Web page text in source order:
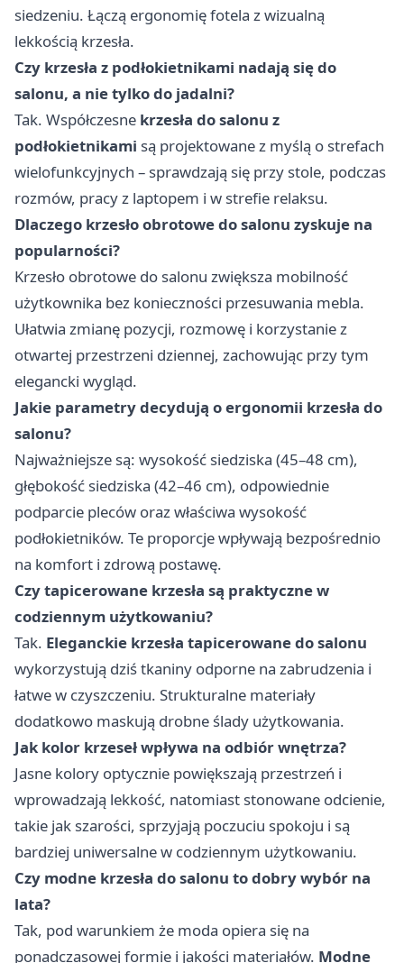
siedzeniu. Łączą ergonomię fotela z wizualną
lekkością krzesła.
Czy krzesła z podłokietnikami nadają się do
salonu, a nie tylko do jadalni?
Tak. Współczesne krzesła do salonu z
podłokietnikami są projektowane z myślą o strefach
wielofunkcyjnych – sprawdzają się przy stole, podczas
rozmów, pracy z laptopem i w strefie relaksu.
Dlaczego krzesło obrotowe do salonu zyskuje na
popularności?
Krzesło obrotowe do salonu zwiększa mobilność
użytkownika bez konieczności przesuwania mebla.
Ułatwia zmianę pozycji, rozmowę i korzystanie z
otwartej przestrzeni dziennej, zachowując przy tym
elegancki wygląd.
Jakie parametry decydują o ergonomii krzesła do
salonu?
Najważniejsze są: wysokość siedziska (45–48 cm),
głębokość siedziska (42–46 cm), odpowiednie
podparcie pleców oraz właściwa wysokość
podłokietników. Te proporcje wpływają bezpośrednio
na komfort i zdrową postawę.
Czy tapicerowane krzesła są praktyczne w
codziennym użytkowaniu?
Tak. Eleganckie krzesła tapicerowane do salonu
wykorzystują dziś tkaniny odporne na zabrudzenia i
łatwe w czyszczeniu. Strukturalne materiały
dodatkowo maskują drobne ślady użytkowania.
Jak kolor krzeseł wpływa na odbiór wnętrza?
Jasne kolory optycznie powiększają przestrzeń i
wprowadzają lekkość, natomiast stonowane odcienie,
takie jak szarości, sprzyjają poczuciu spokoju i są
bardziej uniwersalne w codziennym użytkowaniu.
Czy modne krzesła do salonu to dobry wybór na
lata?
Tak, pod warunkiem że moda opiera się na
ponadczasowej formie i jakości materiałów. Modne